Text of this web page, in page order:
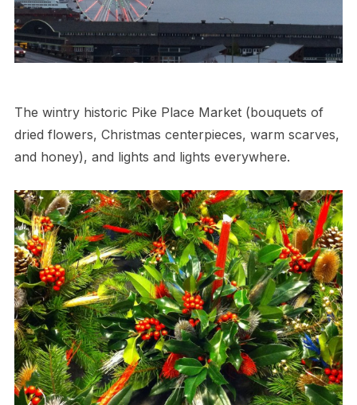
The wintry historic Pike Place Market (bouquets of
dried flowers, Christmas centerpieces, warm scarves,
and honey), and lights and lights everywhere.